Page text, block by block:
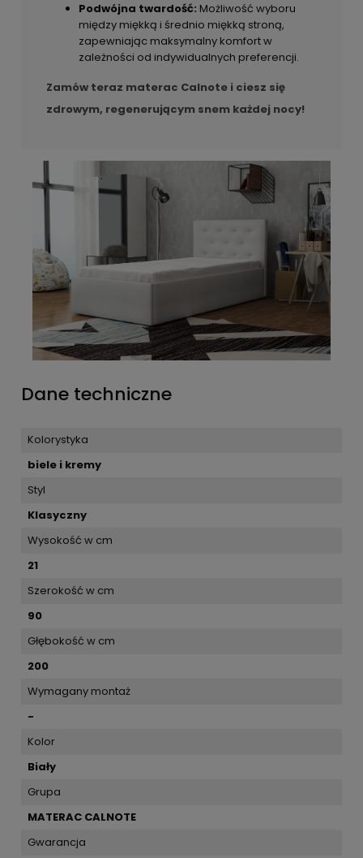
Podwójna twardość: Możliwość wyboru
między miękką i średnio miękką stroną,
zapewniając maksymalny komfort w
zależności od indywidualnych preferencji.
Zamów teraz materac Calnote i ciesz się
zdrowym, regenerującym snem każdej nocy!
Dane techniczne
Kolorystyka
biele i kremy
Styl
Klasyczny
Wysokość w cm
21
Szerokość w cm
90
Głębokość w cm
200
Wymagany montaż
-
Kolor
Biały
Grupa
MATERAC CALNOTE
Gwarancja